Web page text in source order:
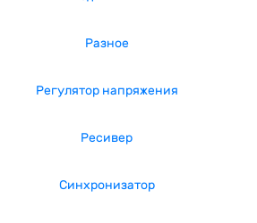
Разное
Регулятор напряжения
Ресивер
Синхронизатор